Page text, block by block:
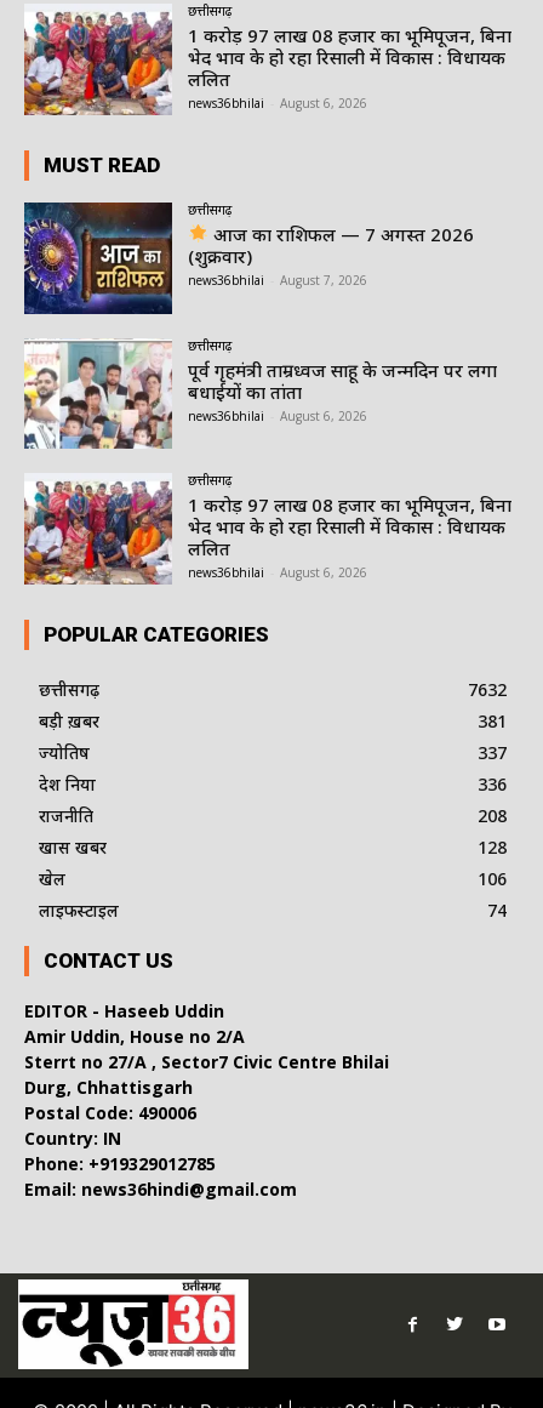
छत्तीसगढ़
1 करोड़ 97 लाख 08 हजार का भूमिपूजन, बिना
भेद भाव के हो रहा रिसाली में विकास : विधायक
ललित
news36bhilai August 6, 2026
MUST READ
छत्तीसगढ़
आज का राशिफल — 7 अगस्त 2026
(शुक्रवार)
news36bhilai August 7, 2026
छत्तीसगढ़
पूर्व गृहमंत्री ताम्रध्वज साहू के जन्मदिन पर लगा
बधाईयों का तांता
news36bhilai August 6, 2026
छत्तीसगढ़
1 करोड़ 97 लाख 08 हजार का भूमिपूजन, बिना
भेद भाव के हो रहा रिसाली में विकास : विधायक
ललित
news36bhilai August 6, 2026
POPULAR CATEGORIES
छत्तीसगढ़
7632
बड़ी ख़बर
381
ज्योतिष
337
देश दुनिया
336
राजनीति
208
खास खबर
128
खेल
106
लाइफस्टाइल
74
CONTACT US
EDITOR - Haseeb Uddin
Amir Uddin, House no 2/A
Sterrt no 27/A , Sector7 Civic Centre Bhilai
Durg, Chhattisgarh
Postal Code: 490006
Country: IN
Phone: +919329012785
Email: news36hindi@gmail.com